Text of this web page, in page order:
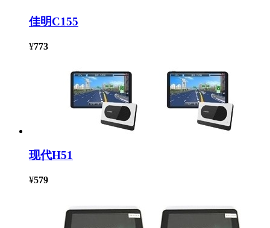
佳明C155
¥773
现代H51
¥579